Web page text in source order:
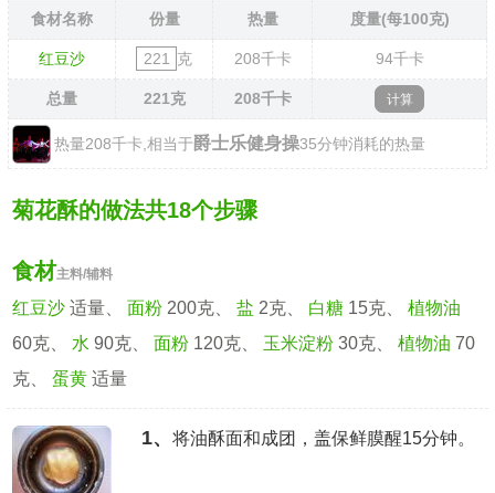
食材名称 份量 热量 度量(每100克)
红豆沙 克 208千卡 94千卡
总量 221克 208千卡
热量208千卡,相当于爵士乐健身操35分钟消耗的热量
菊花酥的做法共18个步骤
食材主料/辅料
红豆沙 适量、面粉 200克、盐 2克、 白糖 15克、植物油
60克、 水 90克、面粉 120克、 玉米淀粉 30克、植物油 70
克、蛋黄 适量
1、 将油酥面和成团，盖保鲜膜醒15分钟。